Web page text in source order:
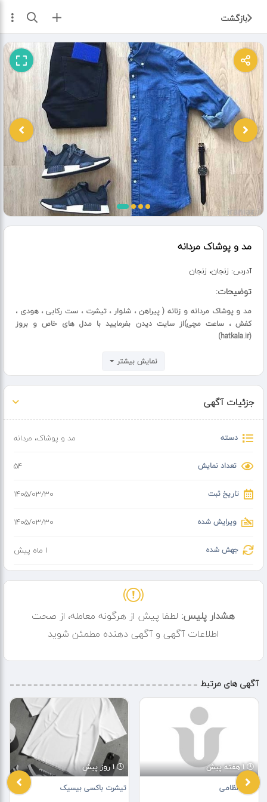
بازگشت ثبت آگهی
مد و پوشاک مردانه
آدرس: زنجان، زنجان
توضیحات:
مد و پوشاک مردانه و زنانه ( پیراهن ، شلوار ، تیشرت ، ست رکابی ، هودی ،
کفش ، ساعت مچی)از سایت دیدن بفرمایید با مدل های خاص و بروز
(hatkala.ir)
نمایش بیشتر
جزئیات آگهی
دسته مد و پوشاک، مردانه
تعداد نمایش 54
تاریخ ثبت ۱۴۰۵/۰۳/۳۰
ویرایش شده ۱۴۰۵/۰۳/۳۰
جهش شده 1 ماه پیش
هشدار پلیس: لطفا پیش از هرگونه معامله، از صحت
اطلاعات آگهی و آگهی دهنده مطمئن شوید
آگهی های مرتبط
1 روز پیش
تیشرت باکسی بیسیک
1 هفته پیش
لباس نظامی